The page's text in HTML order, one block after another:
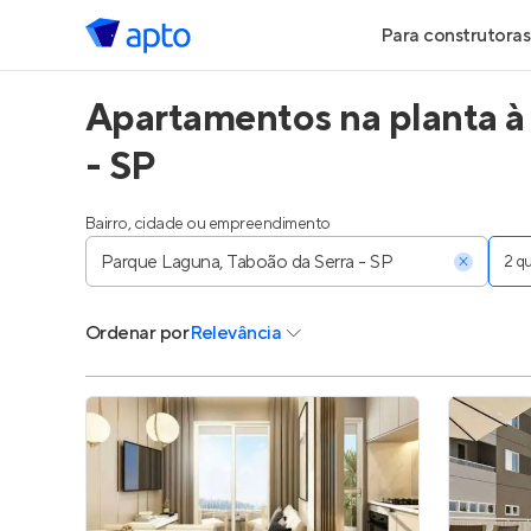
Para construtoras
Geração de
Geração de
Anunciar
Entrar no
Apartamentos na planta à
- SP
Bairro, cidade ou empreendimento
2
Ordenar porRelevância